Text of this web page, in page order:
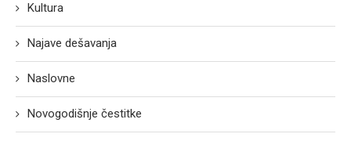
Kultura
Najave dešavanja
Naslovne
Novogodišnje čestitke